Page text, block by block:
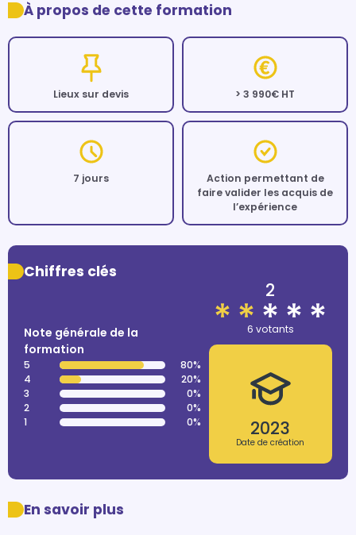
À propos de cette formation
Lieux sur devis > 3 990€ HT
7 jours
Action permettant de
faire valider les acquis de
l’expérience
Chiffres clés
Note générale de la
formation
5
80%
4
20%
3
0%
2
0%
1
0%
2
6 votants
2023
Date de création
En savoir plus